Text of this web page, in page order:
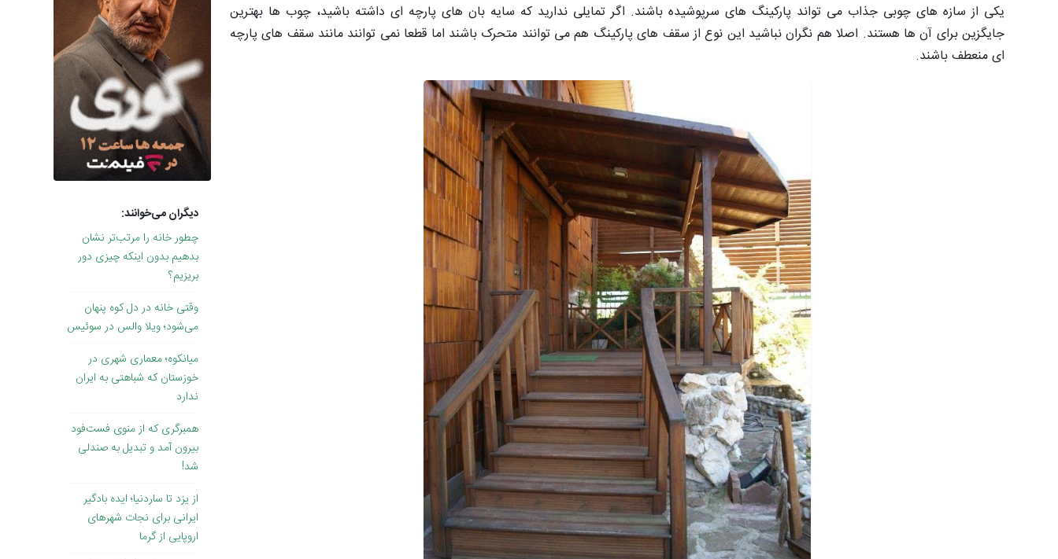
یکی از سازه های چوبی جذاب می تواند پارکینگ های سرپوشیده باشند. اگر تمایلی ندارید که سایه بان های پارچه ای داشته باشید، چوب ها بهترین
جایگزین برای آن ها هستند. اصلا هم نگران نباشید این نوع از سقف های پارکینگ هم می توانند متحرک باشند اما قطعا نمی توانند مانند سقف های پارچه
ای منعطف باشند.
دیگران می‌خوانند:
چطور خانه را مرتب‌تر نشان
بدهیم بدون اینکه چیزی دور
بریزیم؟
وقتی خانه در دل کوه پنهان
می‌شود؛ ویلا والس در سوئیس
میانکوه؛ معماری شهری در
خوزستان که شباهتی به ایران
ندارد
همبرگری که از منوی فست‌فود
بیرون آمد و تبدیل به صندلی
شد!
از یزد تا ساردنیا؛ ایده بادگیر
ایرانی برای نجات شهرهای
اروپایی از گرما